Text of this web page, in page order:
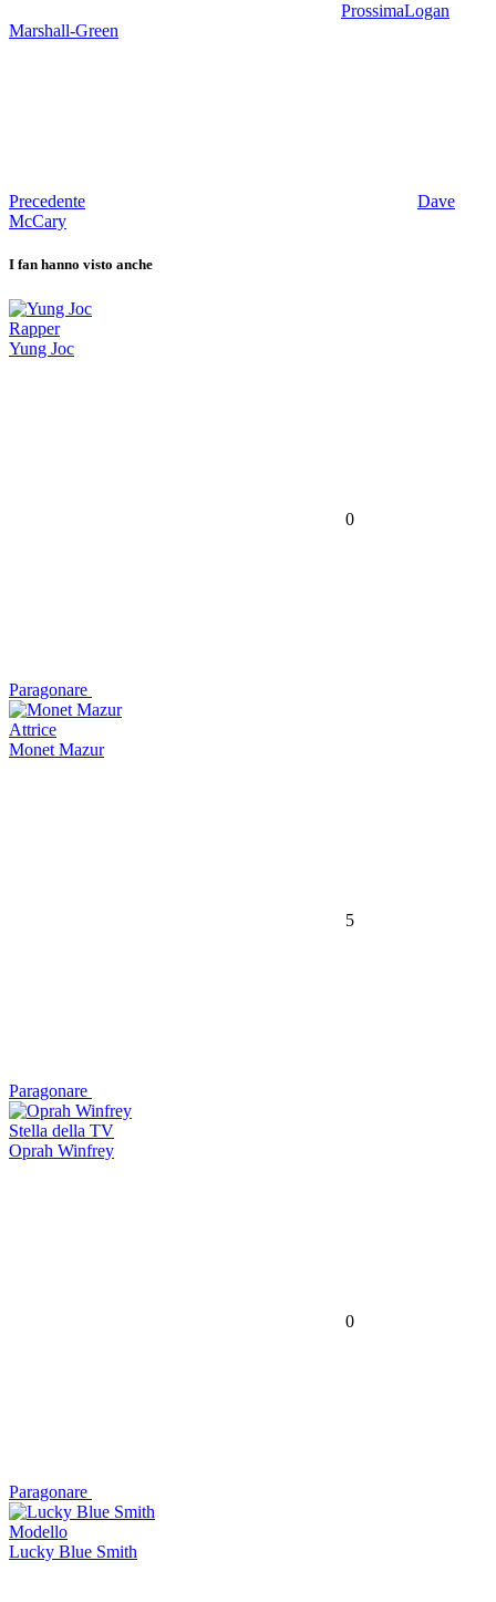
ProssimaLogan
Marshall-Green
Precedente
Dave
McCary
I fan hanno visto anche
Rapper
Yung Joc
0
Paragonare
Attrice
Monet Mazur
5
Paragonare
Stella della TV
Oprah Winfrey
0
Paragonare
Modello
Lucky Blue Smith